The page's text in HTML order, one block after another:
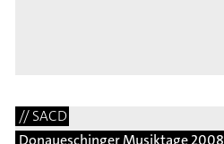
// SACD
Donaueschinger Musiktage 2008